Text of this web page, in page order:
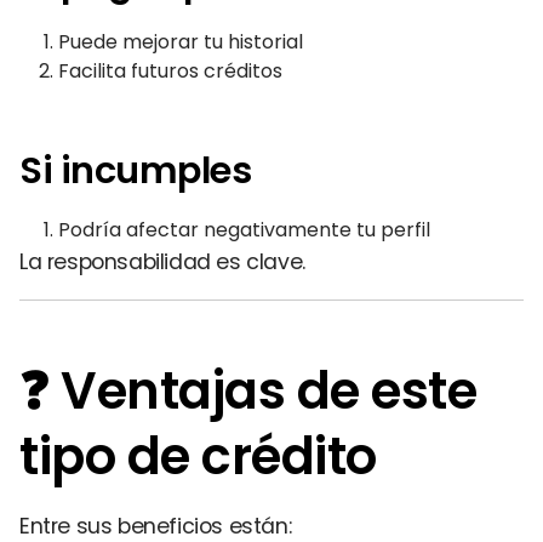
Puede mejorar tu historial
Facilita futuros créditos
Si incumples
Podría afectar negativamente tu perfil
La responsabilidad es clave.
❓ Ventajas de este
tipo de crédito
Entre sus beneficios están: